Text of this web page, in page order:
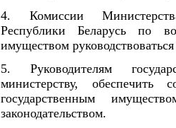
4. Комиссии
Республики Беларусь по
имуществом
5. Руководителям
министерству, обеспечить
государственным
законодательством.